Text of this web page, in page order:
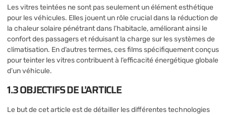
Les vitres teintées ne sont pas seulement un élément esthétique
pour les véhicules. Elles jouent un rôle crucial dans la réduction de
la chaleur solaire pénétrant dans l’habitacle, améliorant ainsi le
confort des passagers et réduisant la charge sur les systèmes de
climatisation. En d’autres termes, ces films spécifiquement conçus
pour teinter les vitres contribuent à l’efficacité énergétique globale
d’un véhicule.
1.3 OBJECTIFS DE L’ARTICLE
Le but de cet article est de détailler les différentes technologies